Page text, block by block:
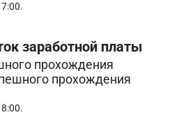
заработной платы
прохождения
прохождения